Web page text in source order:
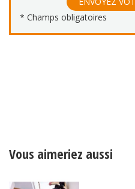
Vous aimeriez aussi